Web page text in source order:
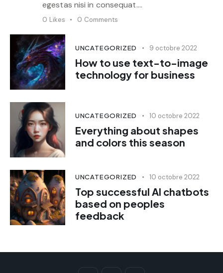
egestas nisi in consequat.…
0 Likes 0 Comments
UNCATEGORIZED 9 octobre 2022
How to use text-to-image
technology for business
UNCATEGORIZED 10 octobre 2022
Everything about shapes
and colors this season
UNCATEGORIZED 10 octobre 2022
Top successful AI chatbots
based on peoples
feedback